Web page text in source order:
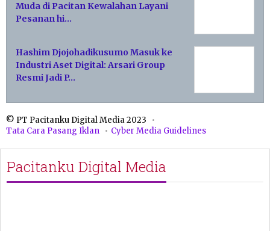
Muda di Pacitan Kewalahan Layani
Pesanan hi…
Hashim Djojohadikusumo Masuk ke
Industri Aset Digital: Arsari Group
Resmi Jadi P…
© PT Pacitanku Digital Media 2023
Tata Cara Pasang Iklan
Cyber Media Guidelines
Pacitanku Digital Media